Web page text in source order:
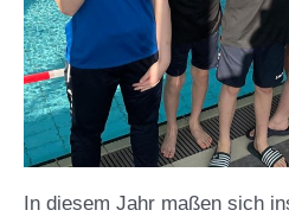
In diesem Jahr maßen sich